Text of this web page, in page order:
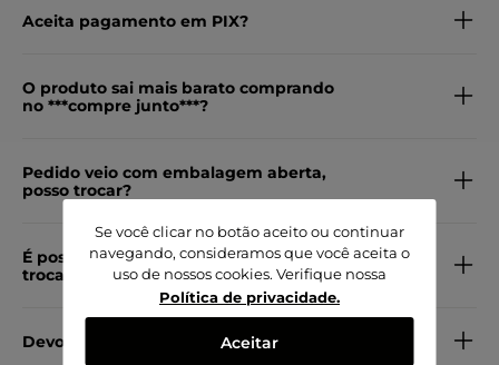
Se você clicar no botão aceito ou continuar
navegando, consideramos que você aceita o
uso de nossos cookies. Verifique nossa
Política de privacidade.
Aceitar
Aceita pagamento em PIX?
O produto sai mais barato comprando
no ***compre junto***?
Pedido veio com embalagem aberta,
posso trocar?
É possível comprar no site e
trocar/retirar em uma loja física?
Devolução por arrependimento